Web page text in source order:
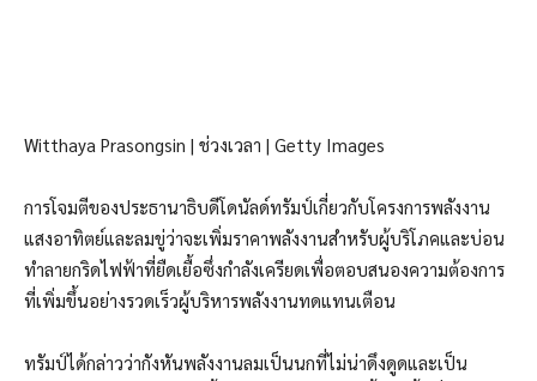
Witthaya Prasongsin | ช่วงเวลา | Getty Images
การโจมตีของประธานาธิบดีโดนัลด์ทรัมป์เกี่ยวกับโครงการพลังงาน
แสงอาทิตย์และลมขู่ว่าจะเพิ่มราคาพลังงานสำหรับผู้บริโภคและบ่อน
ทำลายกริดไฟฟ้าที่ยืดเยื้อซึ่งกำลังเครียดเพื่อตอบสนองความต้องการ
ที่เพิ่มขึ้นอย่างรวดเร็วผู้บริหารพลังงานทดแทนเตือน
ทรัมป์ได้กล่าวว่ากังหันพลังงานลมเป็นนกที่ไม่น่าดึงดูดและเป็น